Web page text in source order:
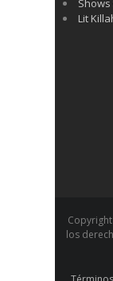
Lit
los